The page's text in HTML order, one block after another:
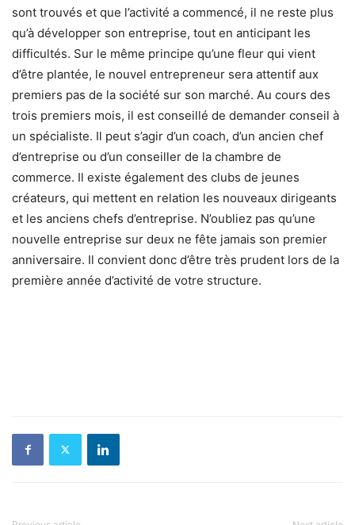
sont trouvés et que l’activité a commencé, il ne reste plus
qu’à développer son entreprise, tout en anticipant les
difficultés. Sur le même principe qu’une fleur qui vient
d’être plantée, le nouvel entrepreneur sera attentif aux
premiers pas de la société sur son marché. Au cours des
trois premiers mois, il est conseillé de demander conseil à
un spécialiste. Il peut s’agir d’un coach, d’un ancien chef
d’entreprise ou d’un conseiller de la chambre de
commerce. Il existe également des clubs de jeunes
créateurs, qui mettent en relation les nouveaux dirigeants
et les anciens chefs d’entreprise. N’oubliez pas qu’une
nouvelle entreprise sur deux ne fête jamais son premier
anniversaire. Il convient donc d’être très prudent lors de la
première année d’activité de votre structure.